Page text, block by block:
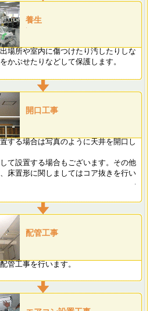
養生
場所や室内に傷つけたり汚したりしな
かぶせたりなどして保護します。
開口工事
する場合は写真のように天井を開口し
て設置する場合もございます。その他
床置形に関しましてはコア抜きを行い
配管工事
管工事を行います。